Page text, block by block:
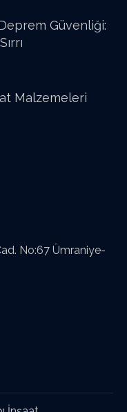
Güvenliği:
Malzemeleri
No:67 Ümraniye-